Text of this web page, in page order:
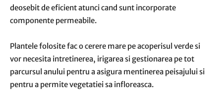
deosebit de eficient atunci cand sunt incorporate
componente permeabile.
Plantele folosite fac o cerere mare pe acoperisul verde si
vor necesita intretinerea, irigarea si gestionarea pe tot
parcursul anului pentru a asigura mentinerea peisajului si
pentru a permite vegetatiei sa infloreasca.